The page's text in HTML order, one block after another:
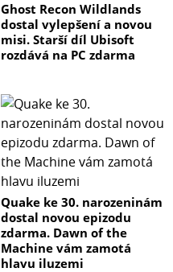
Ghost Recon Wildlands
dostal vylepšení a novou
misi. Starší díl Ubisoft
rozdává na PC zdarma
Quake ke 30. narozeninám
dostal novou epizodu
zdarma. Dawn of the
Machine vám zamotá
hlavu iluzemi